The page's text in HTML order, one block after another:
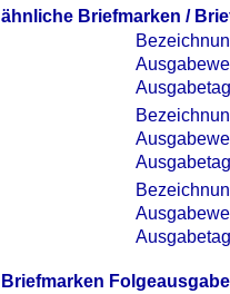
ähnliche Briefmarken /
Briefmarken